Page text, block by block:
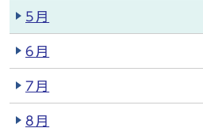
5月
6月
7月
8月